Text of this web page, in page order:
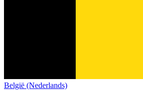
België (Nederlands)